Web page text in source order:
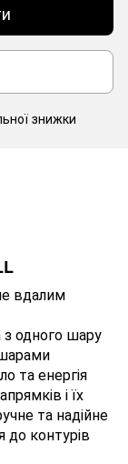
знижки
вдалим
​​з одного шару
та енергія
і їх
та надійне
до контурів